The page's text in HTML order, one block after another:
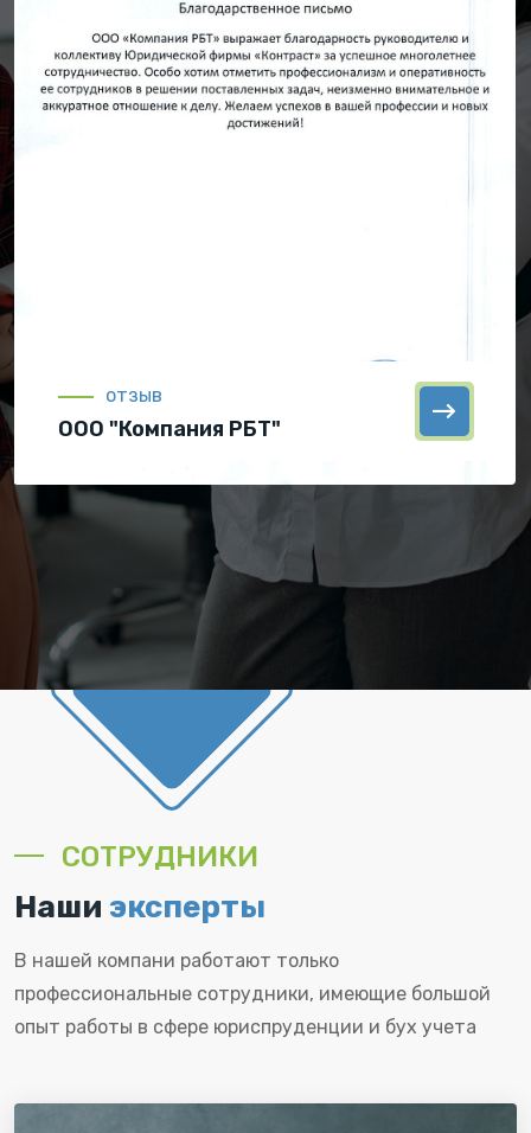
отзыв
ООО "Компания РБТ"
СОТРУДНИКИ
Наши эксперты
В нашей компани работают только
профессиональные сотрудники, имеющие большой
опыт работы в сфере юриспруденции и бух учета